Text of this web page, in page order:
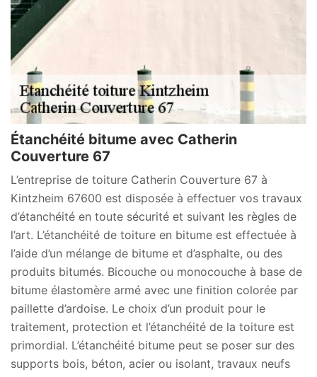
Étanchéité bitume avec Catherin
Couverture 67
L’entreprise de toiture Catherin Couverture 67 à
Kintzheim 67600 est disposée à effectuer vos travaux
d’étanchéité en toute sécurité et suivant les règles de
l’art. L’étanchéité de toiture en bitume est effectuée à
l’aide d’un mélange de bitume et d’asphalte, ou des
produits bitumés. Bicouche ou monocouche à base de
bitume élastomère armé avec une finition colorée par
paillette d’ardoise. Le choix d’un produit pour le
traitement, protection et l’étanchéité de la toiture est
primordial. L’étanchéité bitume peut se poser sur des
supports bois, béton, acier ou isolant, travaux neufs